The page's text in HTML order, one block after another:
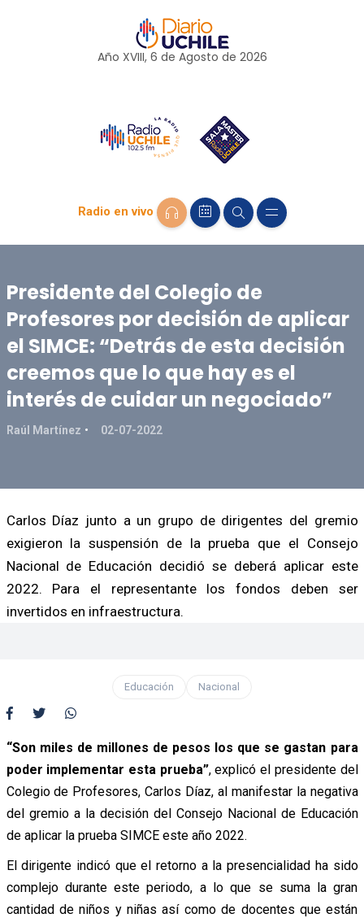
Año XVIII, 6 de Agosto de 2026
Radio en vivo
Presidente del Colegio de
Profesores por decisión de aplicar
el SIMCE: “Detrás de esta decisión
creemos que lo que hay es el
interés de cuidar un negociado”
Raúl Martínez 02-07-2022
Carlos Díaz junto a un grupo de dirigentes del gremio
exigieron la suspensión de la prueba que el Consejo
Nacional de Educación decidió se deberá aplicar este
2022. Para el representante los fondos deben ser
invertidos en infraestructura.
Educación Nacional
“Son miles de millones de pesos los que se gastan para
poder implementar esta prueba”, explicó el presidente del
Colegio de Profesores, Carlos Díaz, al manifestar la negativa
del gremio a la decisión del Consejo Nacional de Educación
de aplicar la prueba SIMCE este año 2022.
El dirigente indicó que el retorno a la presencialidad ha sido
complejo durante este periodo, a lo que se suma la gran
cantidad de niños y niñas así como de docentes que están